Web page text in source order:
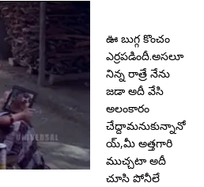
ఊ బుగ్గ కొంచం
ఎర్రపడిందీ.అసలూ
నిన్న రాత్రే నేను
జడా అదీ వేసి
అలంకారం
చేద్దామనుకున్నానో
య్,మీ అత్తగారి
ముచ్చటా అదీ
చూసి పోనీలే